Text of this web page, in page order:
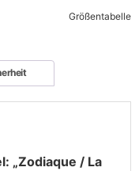
Größentabelle
„Zodiaque / La